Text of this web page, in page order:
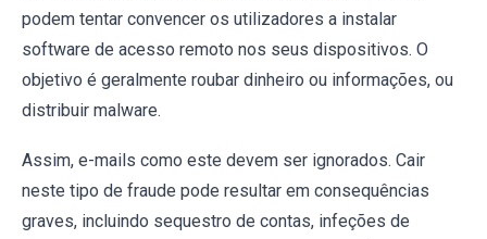
podem tentar convencer os utilizadores a instalar
software de acesso remoto nos seus dispositivos. O
objetivo é geralmente roubar dinheiro ou informações, ou
distribuir malware.
Assim, e-mails como este devem ser ignorados. Cair
neste tipo de fraude pode resultar em consequências
graves, incluindo sequestro de contas, infeções de